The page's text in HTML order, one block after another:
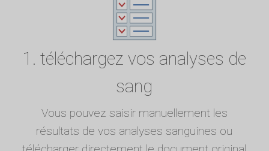
1. téléchargez vos analyses de
sang
Vous pouvez saisir manuellement les
résultats de vos analyses sanguines ou